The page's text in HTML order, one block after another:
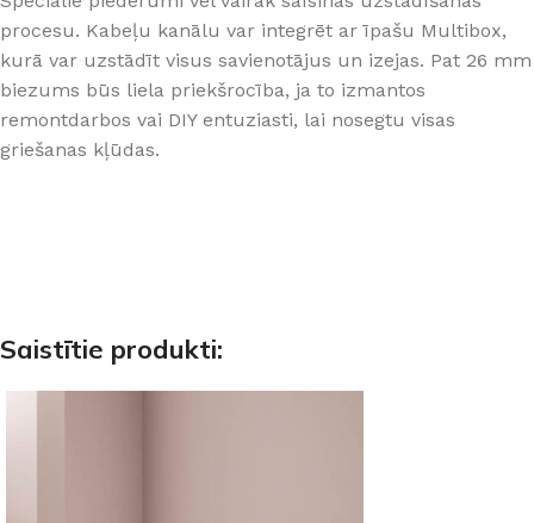
procesu. Kabeļu kanālu var integrēt ar īpašu Multibox,
kurā var uzstādīt visus savienotājus un izejas. Pat 26 mm
biezums būs liela priekšrocība, ja to izmantos
remontdarbos vai DIY entuziasti, lai nosegtu visas
griešanas kļūdas.
Saistītie produkti: